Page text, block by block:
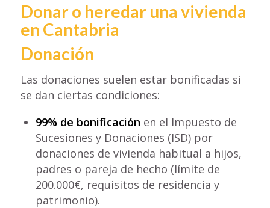
Donar o heredar una vivienda
en Cantabria
Donación
Las donaciones suelen estar bonificadas si
se dan ciertas condiciones:
99% de bonificación en el Impuesto de
Sucesiones y Donaciones (ISD) por
donaciones de vivienda habitual a hijos,
padres o pareja de hecho (límite de
200.000€, requisitos de residencia y
patrimonio).